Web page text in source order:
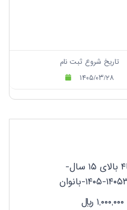
تاریخ شروع ثبت نام
۱۴۰۵/۰۳/۲۸
آموزش-شنا-سطح۱تا۴ بالای ۱۵ سال-
ریال